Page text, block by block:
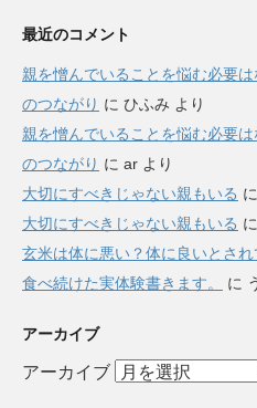
最近のコメント
親を憎んでいることを悩む必要
のつながり に ひふみ より
親を憎んでいることを悩む必要
のつながり に ar より
大切にすべきじゃない親もいる に
大切にすべきじゃない親もいる に
玄米は体に悪い？体に良いとさ
食べ続けた実体験書きます。
に
アーカイブ
アーカイブ